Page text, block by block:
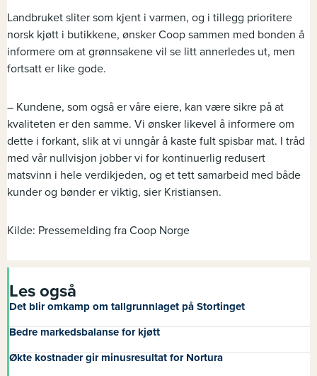
Landbruket sliter som kjent i varmen, og i tillegg prioritere
norsk kjøtt i butikkene, ønsker Coop sammen med bonden å
informere om at grønnsakene vil se litt annerledes ut, men
fortsatt er like gode.
– Kundene, som også er våre eiere, kan være sikre på at
kvaliteten er den samme. Vi ønsker likevel å informere om
dette i forkant, slik at vi unngår å kaste fult spisbar mat. I tråd
med vår nullvisjon jobber vi for kontinuerlig redusert
matsvinn i hele verdikjeden, og et tett samarbeid med både
kunder og bønder er viktig, sier Kristiansen.
Kilde: Pressemelding fra Coop Norge
Les også
Det blir omkamp om tallgrunnlaget på Stortinget
Bedre markedsbalanse for kjøtt
Økte kostnader gir minusresultat for Nortura